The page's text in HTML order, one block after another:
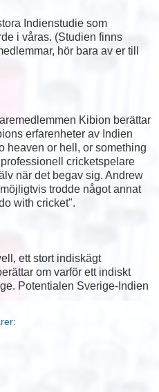
Indienstudie som
i våras. (Studien finns
hör bara av er till
Kibion berättar
erfarenheter av Indien
heaven or hell, or something
cricketspelare
när det begav sig. Andrew
trodde något annat
with cricket".
ett stort indiskägt
om varför ett indiskt
Potentialen Sverige-Indien